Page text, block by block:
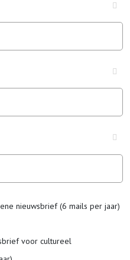
nieuwsbrief (6 mails per jaar)
voor cultureel